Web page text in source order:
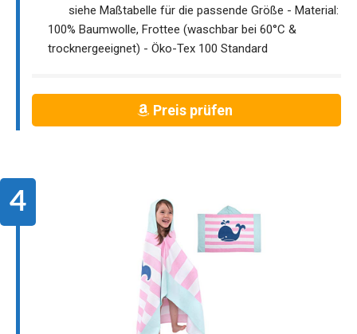
siehe Maßtabelle für die passende Größe - Material:
100% Baumwolle, Frottee (waschbar bei 60°C &
trocknergeeignet) - Öko-Tex 100 Standard
Preis prüfen